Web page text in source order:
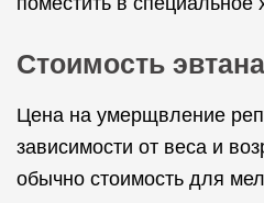
Стоимость
Цена на умерщвление
зависимости от веса и
обычно стоимость для